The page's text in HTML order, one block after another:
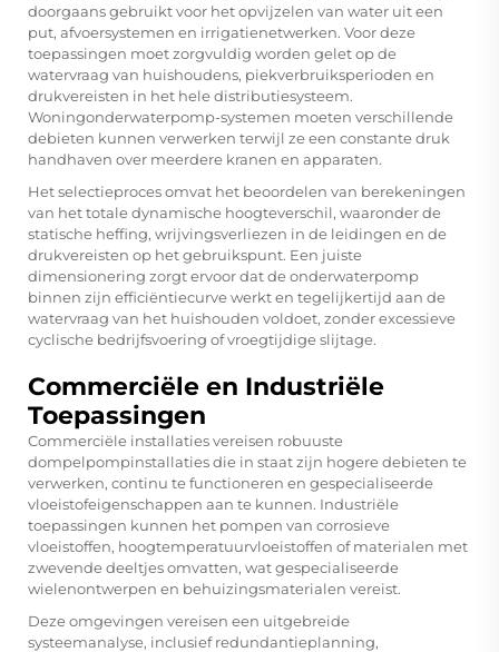
doorgaans gebruikt voor het opvijzelen van water uit een
put, afvoersystemen en irrigatienetwerken. Voor deze
toepassingen moet zorgvuldig worden gelet op de
watervraag van huishoudens, piekverbruiksperioden en
drukvereisten in het hele distributiesysteem.
Woningonderwaterpomp-systemen moeten verschillende
debieten kunnen verwerken terwijl ze een constante druk
handhaven over meerdere kranen en apparaten.
Het selectieproces omvat het beoordelen van berekeningen
van het totale dynamische hoogteverschil, waaronder de
statische heffing, wrijvingsverliezen in de leidingen en de
drukvereisten op het gebruikspunt. Een juiste
dimensionering zorgt ervoor dat de onderwaterpomp
binnen zijn efficiëntiecurve werkt en tegelijkertijd aan de
watervraag van het huishouden voldoet, zonder excessieve
cyclische bedrijfsvoering of vroegtijdige slijtage.
Commerciële en Industriële
Toepassingen
Commerciële installaties vereisen robuuste
dompelpompinstallaties die in staat zijn hogere debieten te
verwerken, continu te functioneren en gespecialiseerde
vloeistofeigenschappen aan te kunnen. Industriële
toepassingen kunnen het pompen van corrosieve
vloeistoffen, hoogtemperatuurvloeistoffen of materialen met
zwevende deeltjes omvatten, wat gespecialiseerde
wielenontwerpen en behuizingsmaterialen vereist.
Deze omgevingen vereisen een uitgebreide
systeemanalyse, inclusief redundantieplanning,